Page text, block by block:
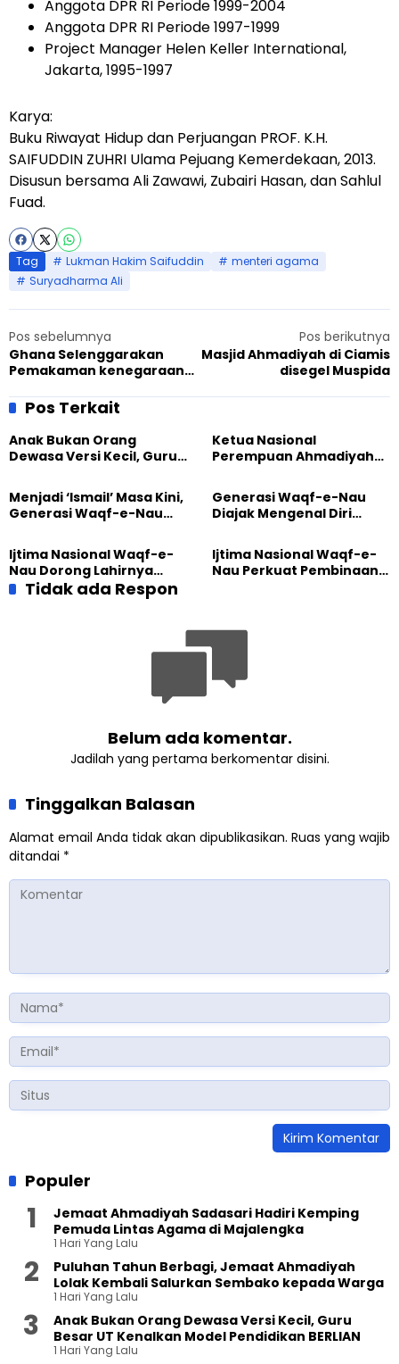
Anggota DPR RI Periode 1999-2004
Anggota DPR RI Periode 1997-1999
Project Manager Helen Keller International,
Jakarta, 1995-1997
Karya:
Buku Riwayat Hidup dan Perjuangan PROF. K.H.
SAIFUDDIN ZUHRI Ulama Pejuang Kemerdekaan, 2013.
Disusun bersama Ali Zawawi, Zubairi Hasan, dan Sahlul
Fuad.
Tag Lukman Hakim Saifuddin
menteri agama
Suryadharma Ali
Pos sebelumnya
Ghana Selenggarakan
Pemakaman kenegaraan
Pos berikutnya
Masjid Ahmadiyah di Ciamis
disegel Muspida
Pos Terkait
Anak Bukan Orang
Dewasa Versi Kecil, Guru
Pendidikan BERLIAN
Ketua Nasional
Perempuan Ahmadiyah
Besar Universitas
Terbuka
Menjadi ‘Ismail’ Masa Kini,
Generasi Waqf-e-Nau
Pengabdian
Generasi Waqf-e-Nau
Diajak Mengenal Diri
Dunia
Ijtima Nasional Waqf-e-
Nau Dorong Lahirnya
Generasi Pengkhidmat
Ijtima Nasional Waqf-e-
Nau Perkuat Pembinaan
Tidak ada Respon
Belum ada komentar.
Jadilah yang pertama berkomentar disini.
Tinggalkan Balasan
Alamat email Anda tidak akan dipublikasikan. Ruas yang wajib
ditandai *
Populer
Jemaat Ahmadiyah Sadasari Hadiri Kemping
Pemuda Lintas Agama di Majalengka
1 Hari Yang Lalu
Puluhan Tahun Berbagi, Jemaat Ahmadiyah
Lolak Kembali Salurkan Sembako kepada Warga
1 Hari Yang Lalu
Anak Bukan Orang Dewasa Versi Kecil, Guru
Besar UT Kenalkan Model Pendidikan BERLIAN
1 Hari Yang Lalu